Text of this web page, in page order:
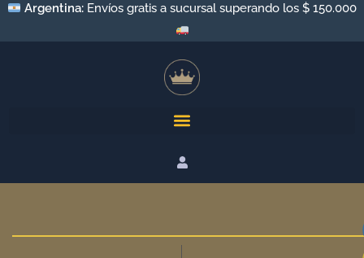
Argentina: Envíos gratis a sucursal superando los $ 150.000